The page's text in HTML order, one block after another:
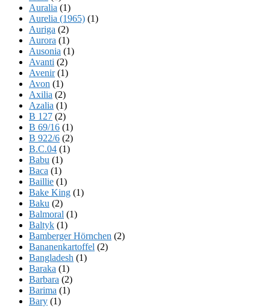
Auralia (1)
Aurelia (1965) (1)
Auriga (2)
Aurora (1)
Ausonia (1)
Avanti (2)
Avenir(1)
Avon (1)
Axilia (2)
Azalia (1)
B 127 (2)
B 69/16 (1)
B 922/6 (2)
B.C.04 (1)
Babu (1)
Baca (1)
Baillie (1)
Bake King (1)
Baku (2)
Balmoral (1)
Baltyk (1)
Bamberger Hörnchen (2)
Bananenkartoffel (2)
Bangladesh (1)
Baraka (1)
Barbara (2)
Barima (1)
Bary (1)